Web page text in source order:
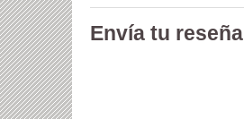
Envía tu reseña